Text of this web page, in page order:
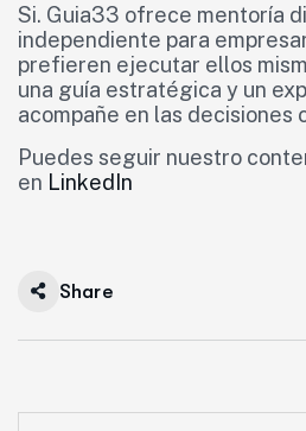
Si. Guia33 ofrece mentoría
independiente para
prefieren ejecutar ellos
una guía estratégica y un
acompañe en las decisiones
Puedes seguir nuestro
en LinkedIn
Share